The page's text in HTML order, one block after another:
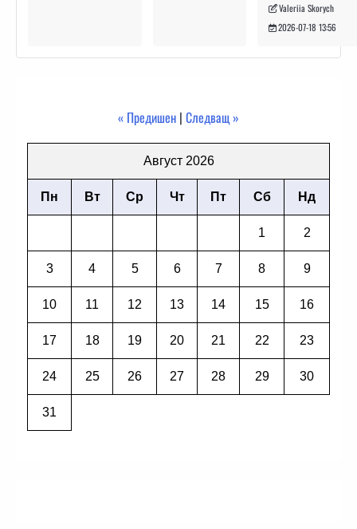
Valeriia Skorych
2026-07-18 13:56
« Предишен | Следващ »
Август 2026
Пн Вт Ср Чт Пт Сб Нд
1 2
3 4 5 6 7 8 9
10 11 12 13 14 15 16
17 18 19 20 21 22 23
24 25 26 27 28 29 30
31